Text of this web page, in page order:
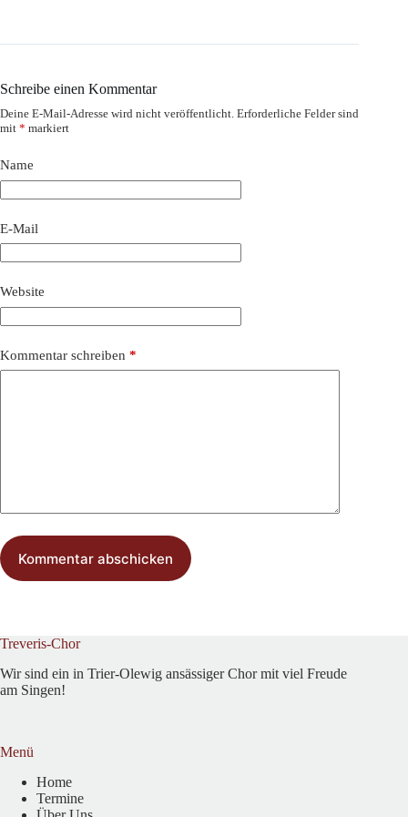
Schreibe einen Kommentar
Deine E-Mail-Adresse wird nicht veröffentlicht. Erforderliche Felder sind
mit * markiert
Name
E-Mail
Website
Kommentar schreiben *
Kommentar abschicken
Treveris-Chor
Wir sind ein in Trier-Olewig ansässiger Chor mit viel Freude
am Singen!
Menü
Home
Termine